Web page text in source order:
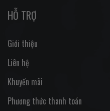
HỖ TRỢ
Giới thiệu
Liên hệ
Khuyến mãi
Phương thức thanh toán